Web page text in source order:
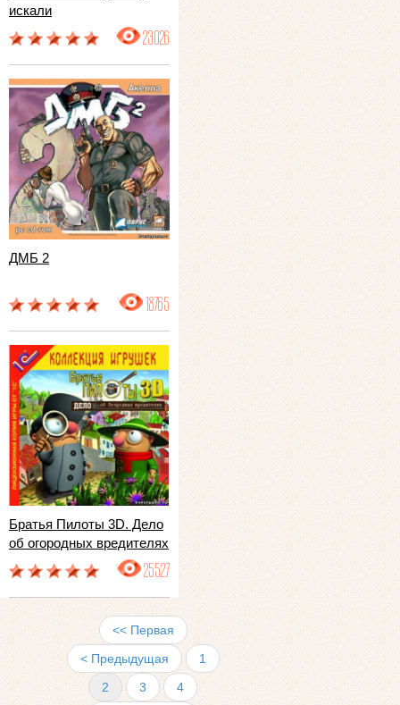
искали
23026
ДМБ 2
18765
Братья Пилоты 3D. Дело
об огородных вредителях
25527
<< Первая
< Предыдущая
1
2
3
4